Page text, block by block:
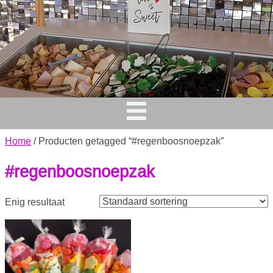
Home / Producten getagged “#regenboosnoepzak”
#regenboosnoepzak
Enig resultaat